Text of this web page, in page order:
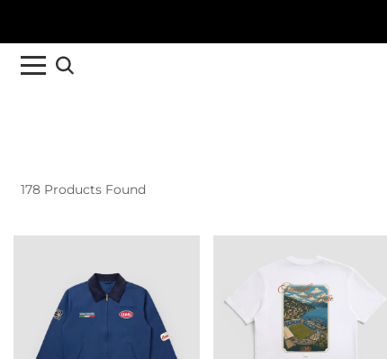
178 Products Found